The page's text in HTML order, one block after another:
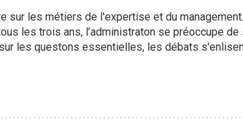
sur les métiers de l'expertise et du
les trois ans, l’administraton se préoccupe
les questons essentielles, les débats